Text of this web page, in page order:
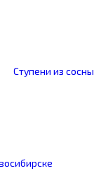
Ступени из сосны